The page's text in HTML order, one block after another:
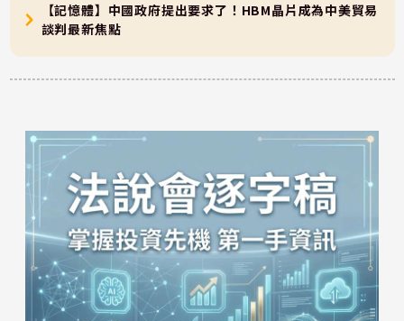
【記憶體】中國政府提出要求了！HBM晶片成為中美貿易
談判最新焦點